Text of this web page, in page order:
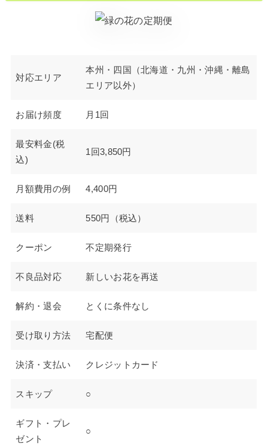
対応エリア
本州・四国（北海道・九州・沖縄・離島
エリア以外）
お届け頻度 月1回
最安料金(税
込)
1回3,850円
月額費用の例 4,400円
送料 550円（税込）
クーポン 不定期発行
不良品対応 新しいお花を再送
解約・退会 とくに条件なし
受け取り方法 宅配便
決済・支払い クレジットカード
スキップ ○
ギフト・プレ
ゼント
○